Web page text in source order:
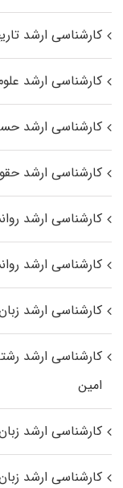
کارشناسی ارشد
کارشناسی ارشد
کارشناسی ارشد
کارشناسی ارشد
کارشناسی ارشد
کارشناسی ارشد
کارشناسی ارشد
کارشناسی ارشد
اﻣﻴﻦ
کارشناسی ارشد
کارشناسی ارشد